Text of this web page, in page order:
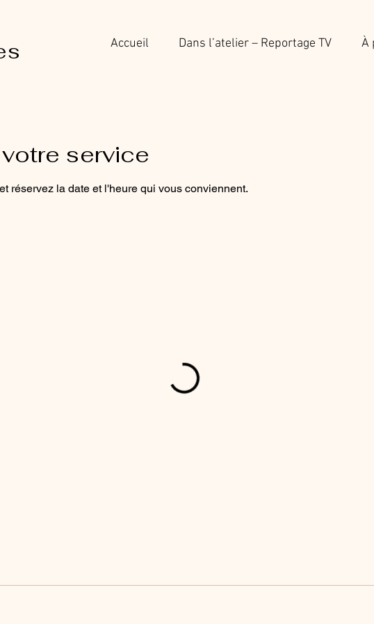
Accueil Dans l’atelier – Reportage TV À
service
réservez la date et l'heure qui vous conviennent.